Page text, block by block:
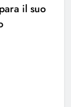
il suo